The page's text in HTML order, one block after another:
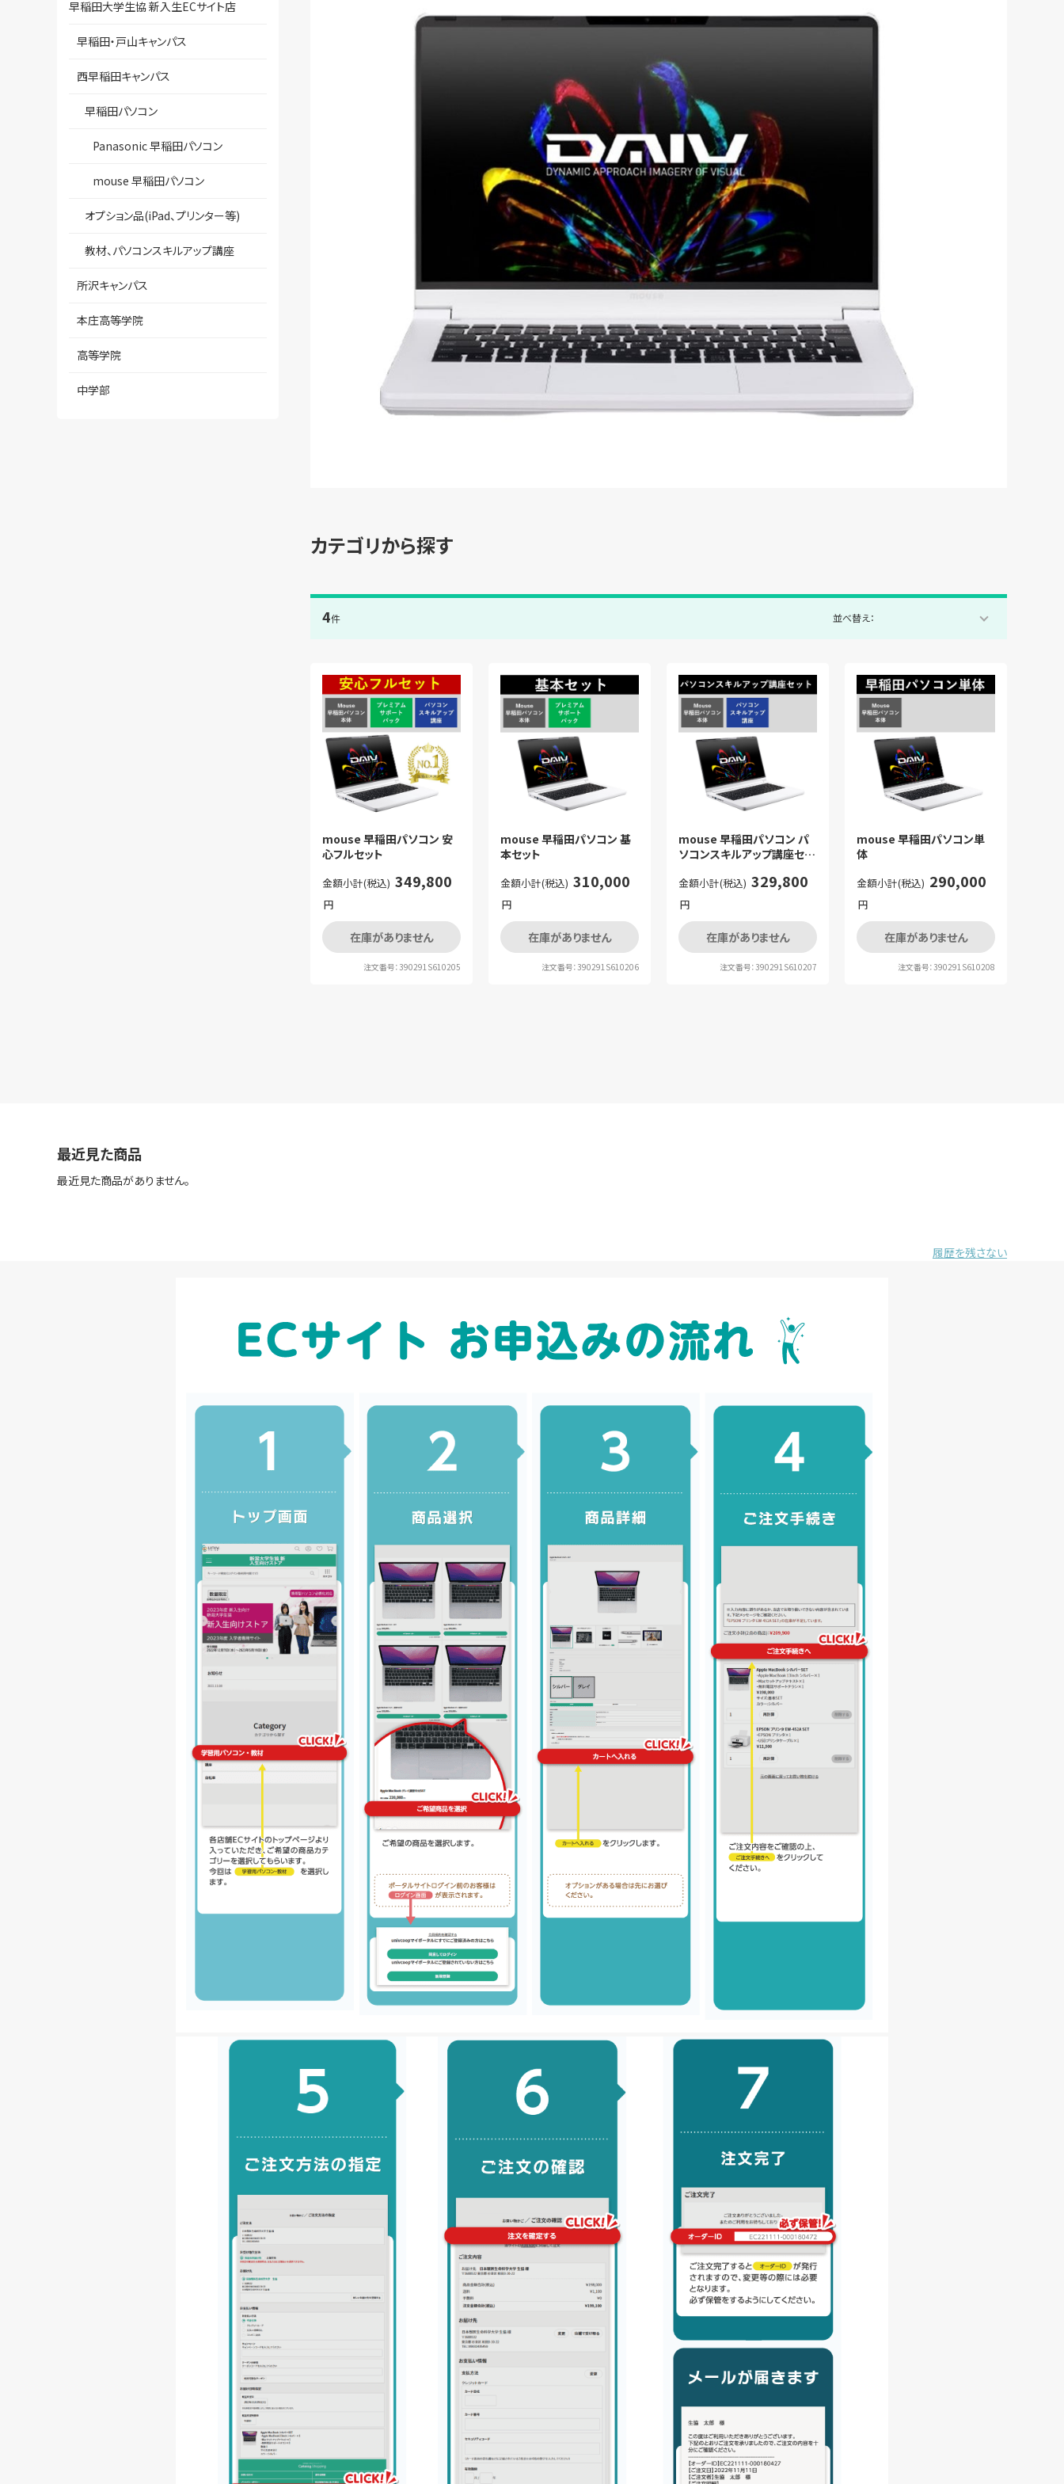
早稲田大学生協 新入生ECサイト店
早稲田・戸山キャンパス
西早稲田キャンパス
早稲田パソコン
Panasonic 早稲田パソコン
mouse 早稲田パソコン
オプション品(iPad、プリンター等)
教材、パソコンスキルアップ講座
所沢キャンパス
本庄高等学院
高等学院
中学部
カテゴリから探す
4件 並べ替え：
mouse 早稲田パソコン 安
心フルセット
金額小計(税込) 349,800
円
在庫がありません
注文番号：390291S610205
mouse 早稲田パソコン 基
本セット
金額小計(税込) 310,000
円
在庫がありません
注文番号：390291S610206
mouse 早稲田パソコン パ
ソコンスキルアップ講座セッ
金額小計(税込) 329,800
円
在庫がありません
注文番号：390291S610207
mouse 早稲田パソコン単
体
金額小計(税込) 290,000
円
在庫がありません
注文番号：390291S610208
最近見た商品
最近見た商品がありません。
履歴を残さない